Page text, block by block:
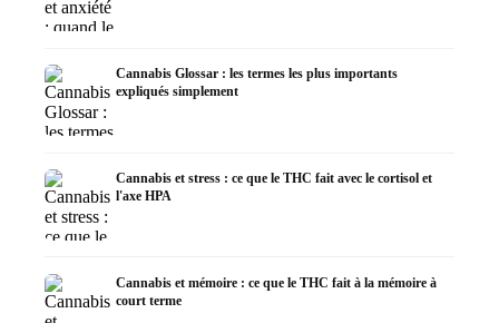
Cannabis Glossar : les termes les plus importants
expliqués simplement
Cannabis et stress : ce que le THC fait avec le cortisol et
l'axe HPA
Cannabis et mémoire : ce que le THC fait à la mémoire à
court terme